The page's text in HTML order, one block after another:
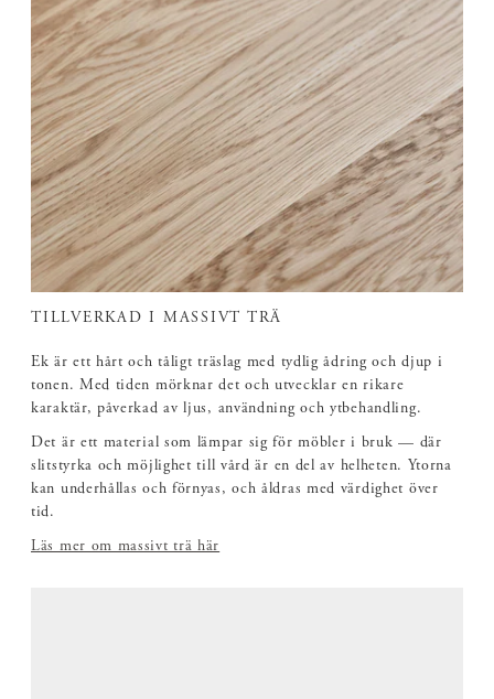
TILLVERKAD I MASSIVT TRÄ
Ek är ett hårt och tåligt träslag med tydlig ådring och djup i
tonen. Med tiden mörknar det och utvecklar en rikare
karaktär, påverkad av ljus, användning och ytbehandling.
Det är ett material som lämpar sig för möbler i bruk — där
slitstyrka och möjlighet till vård är en del av helheten. Ytorna
kan underhållas och förnyas, och åldras med värdighet över
tid.
Läs mer om massivt trä här